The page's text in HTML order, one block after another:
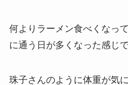
何よりラーメン食べくなっ
に通う日が多くなった感じで
珠子さんのように体重が気